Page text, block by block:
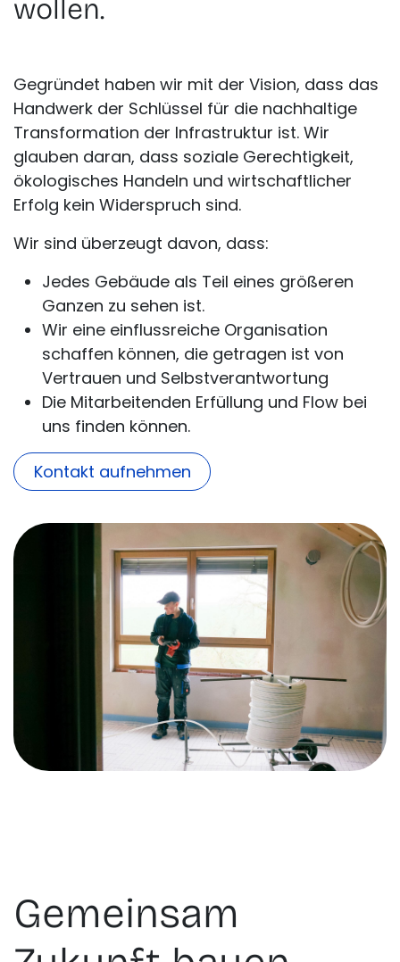
wollen.
Gegründet haben wir mit der Vision, dass das
Handwerk der Schlüssel für die nachhaltige
Transformation der Infrastruktur ist. Wir
glauben daran, dass soziale Gerechtigkeit,
ökologisches Handeln und wirtschaftlicher
Erfolg kein Widerspruch sind.
Wir sind überzeugt davon, dass:
Jedes Gebäude als Teil eines größeren
Ganzen zu sehen ist.
Wir eine einflussreiche Organisation
schaffen können, die getragen ist von
Vertrauen und Selbstverantwortung
Die Mitarbeitenden Erfüllung und Flow bei
uns finden können.
Kontakt aufnehmen
Gemeinsam